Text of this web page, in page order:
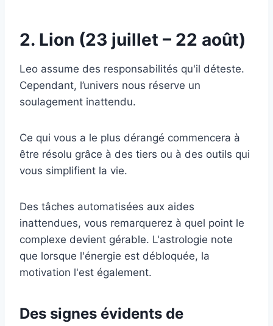
2. Lion (23 juillet – 22 août)
Leo assume des responsabilités qu'il déteste.
Cependant, l’univers nous réserve un
soulagement inattendu.
Ce qui vous a le plus dérangé commencera à
être résolu grâce à des tiers ou à des outils qui
vous simplifient la vie.
Des tâches automatisées aux aides
inattendues, vous remarquerez à quel point le
complexe devient gérable. L'astrologie note
que lorsque l'énergie est débloquée, la
motivation l'est également.
Des signes évidents de